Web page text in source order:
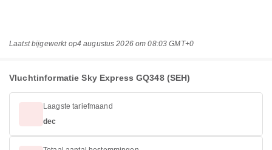
Laatst bijgewerkt op4 augustus 2026 om 08:03 GMT+0
Vluchtinformatie Sky Express GQ348 (SEH)
Laagste tariefmaand
dec